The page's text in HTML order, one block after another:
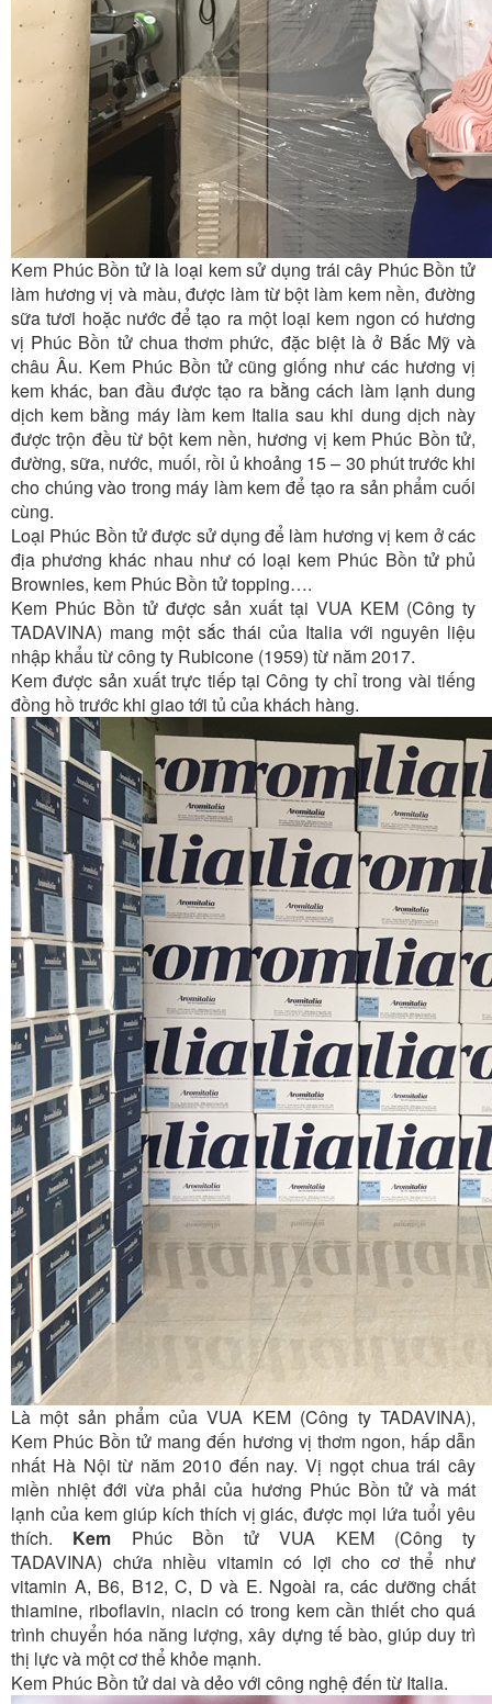
Kem Phúc Bồn tử là loại kem sử dụng trái cây Phúc Bồn tử
làm hương vị và màu, được làm từ bột làm kem nền, đường
sữa tươi hoặc nước để tạo ra một loại kem ngon có hương
vị Phúc Bồn tử chua thơm phức, đặc biệt là ở Bắc Mỹ và
châu Âu. Kem Phúc Bồn tử cũng giống như các hương vị
kem khác, ban đầu được tạo ra bằng cách làm lạnh dung
dịch kem bằng máy làm kem Italia sau khi dung dịch này
được trộn đều từ bột kem nền, hương vị kem Phúc Bồn tử,
đường, sữa, nước, muối, rồi ủ khoảng 15 – 30 phút trước khi
cho chúng vào trong máy làm kem để tạo ra sản phẩm cuối
cùng.
Loại Phúc Bồn tử được sử dụng để làm hương vị kem ở các
địa phương khác nhau như có loại kem Phúc Bồn tử phủ
Brownies, kem Phúc Bồn tử topping….
Kem Phúc Bồn tử được sản xuất tại VUA KEM (Công ty
TADAVINA) mang một sắc thái của Italia với nguyên liệu
nhập khẩu từ công ty Rubicone (1959) từ năm 2017.
Kem được sản xuất trực tiếp tại Công ty chỉ trong vài tiếng
đồng hồ trước khi giao tới tủ của khách hàng.
Là một sản phẩm của VUA KEM (Công ty TADAVINA),
Kem Phúc Bồn tử mang đến hương vị thơm ngon, hấp dẫn
nhất Hà Nội từ năm 2010 đến nay. Vị ngọt chua trái cây
miền nhiệt đới vừa phải của hương Phúc Bồn tử và mát
lạnh của kem giúp kích thích vị giác, được mọi lứa tuổi yêu
thích. Kem Phúc Bồn tử VUA KEM (Công ty
TADAVINA) chứa nhiều vitamin có lợi cho cơ thể như
vitamin A, B6, B12, C, D và E. Ngoài ra, các dưỡng chất
thiamine, riboflavin, niacin có trong kem cần thiết cho quá
trình chuyển hóa năng lượng, xây dựng tế bào, giúp duy trì
thị lực và một cơ thể khỏe mạnh.
Kem Phúc Bồn tử dai và dẻo với công nghệ đến từ Italia.